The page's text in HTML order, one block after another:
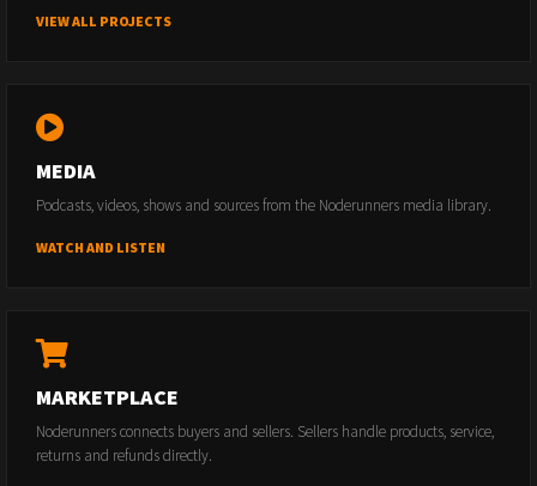
VIEW ALL PROJECTS
MEDIA
Podcasts, videos, shows and sources from the Noderunners media library.
WATCH AND LISTEN
MARKETPLACE
Noderunners connects buyers and sellers. Sellers handle products, service,
returns and refunds directly.